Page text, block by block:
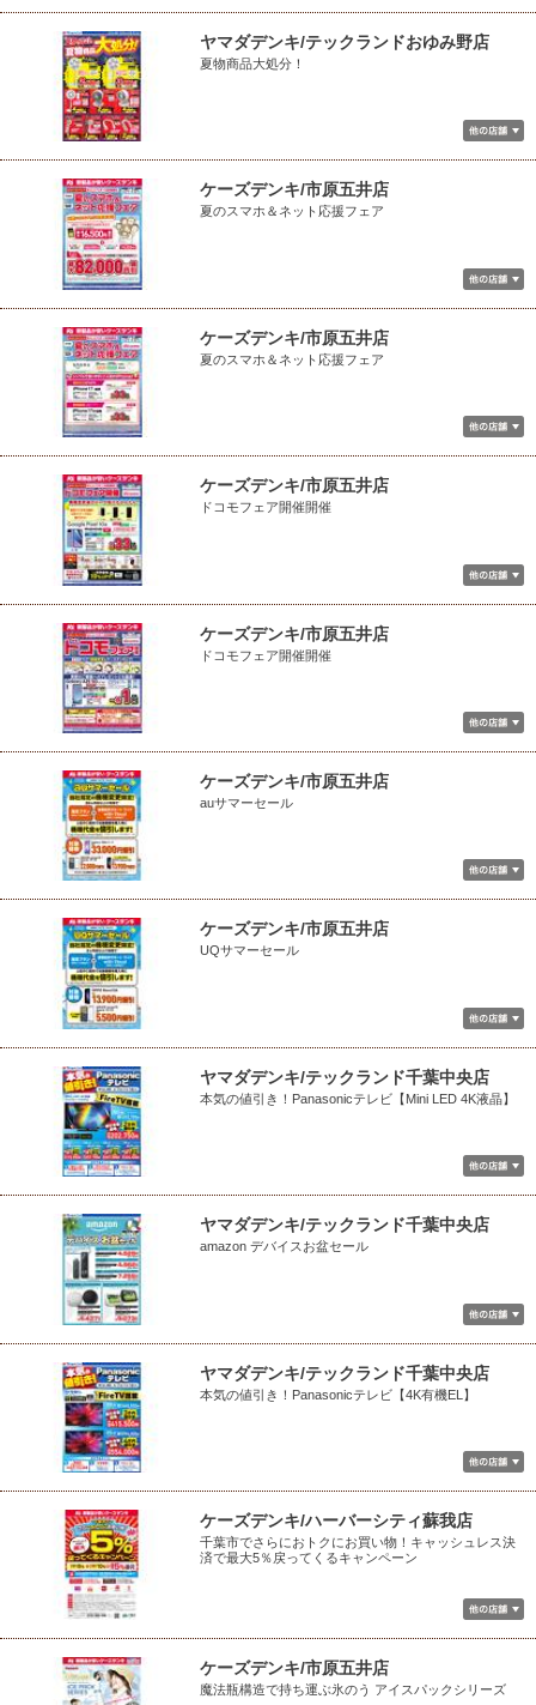
ヤマダデンキ/テックランドおゆみ野店
夏物商品大処分！
ケーズデンキ/市原五井店
夏のスマホ＆ネット応援フェア
ケーズデンキ/市原五井店
夏のスマホ＆ネット応援フェア
ケーズデンキ/市原五井店
ドコモフェア開催開催
ケーズデンキ/市原五井店
ドコモフェア開催開催
ケーズデンキ/市原五井店
auサマーセール
ケーズデンキ/市原五井店
UQサマーセール
ヤマダデンキ/テックランド千葉中央店
本気の値引き！Panasonicテレビ【Mini LED 4K液晶】
ヤマダデンキ/テックランド千葉中央店
amazon デバイスお盆セール
ヤマダデンキ/テックランド千葉中央店
本気の値引き！Panasonicテレビ【4K有機EL】
ケーズデンキ/ハーバーシティ蘇我店
千葉市でさらにおトクにお買い物！キャッシュレス決
済で最大5％戻ってくるキャンペーン
ケーズデンキ/市原五井店
魔法瓶構造で持ち運ぶ氷のう アイスパックシリーズ